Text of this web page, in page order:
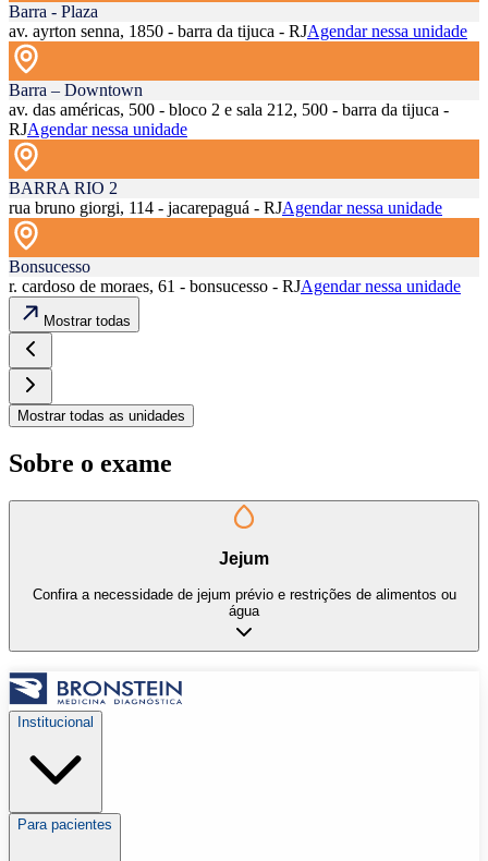
Barra - Plaza
av. ayrton senna, 1850 - barra da tijuca - RJAgendar nessa unidade
Barra – Downtown
av. das américas, 500 - bloco 2 e sala 212, 500 - barra da tijuca -
RJAgendar nessa unidade
BARRA RIO 2
rua bruno giorgi, 114 - jacarepaguá - RJAgendar nessa unidade
Bonsucesso
r. cardoso de moraes, 61 - bonsucesso - RJAgendar nessa unidade
Mostrar todas
Mostrar todas as unidades
Sobre o exame
Jejum
Confira a necessidade de jejum prévio e restrições de alimentos ou
água
Institucional
Para pacientes